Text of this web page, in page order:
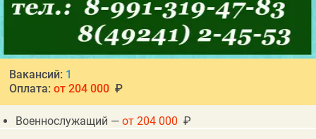
Вакансий: 1
Оплата: от 204 000₽
Военнослужащий —от 204 000 ₽